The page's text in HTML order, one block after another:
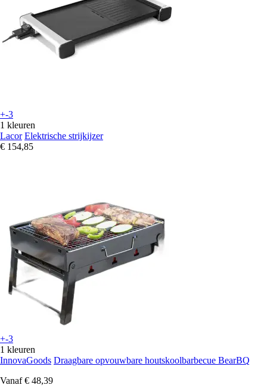
+-3
1 kleuren
Lacor Elektrische strijkijzer
€ 154,85
+-3
1 kleuren
InnovaGoods Draagbare opvouwbare houtskoolbarbecue BearBQ
Vanaf € 48,39